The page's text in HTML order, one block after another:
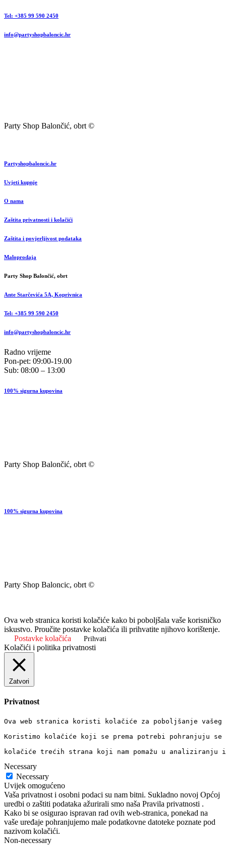
Tel: +385 99 590 2450
info@partyshopbaloncic.hr
Party Shop Balončić, obrt ©
Partyshopbaloncic.hr
Uvjeti kupnje
O nama
Zaštita privatnosti i kolačići
Zaštita i povjerljivost podataka
Maloprodaja
Party Shop Balončić, obrt
Ante Starčevića 5A, Koprivnica
Tel: +385 99 590 2450
info@partyshopbaloncic.hr
Radno vrijeme
Pon-pet: 09:00-19.00
Sub: 08:00 – 13:00
100% sigurna kupovina
Party Shop Balončić, obrt ©
100% sigurna kupovina
Party Shop Baloncic, obrt ©
Ova web stranica koristi kolačiće kako bi poboljšala vaše korisničko
iskustvo. Proučite postavke kolačića ili prihvatite njihovo korištenje.
Postavke kolačića
Prihvati
Kolačići i politika privatnosti
Zatvori
Privatnost
Ova web stranica koristi kolačiće za poboljšanje
Koristimo kolačiće koji se prema potrebi pohranjuju
kolačiće trećih strana koji nam pomažu u
Necessary
Necessary
Uvijek omogućeno
Vaša privatnost i osobni podaci su nam bitni. Sukladno novoj Općoj
uredbi o zaštiti podataka ažurirali smo naša Pravila privatnosti .
Kako bi se osigurao ispravan rad ovih web-stranica, ponekad na
vaše uređaje pohranjujemo male podatkovne datoteke poznate pod
nazivom kolačići.
Non-necessary